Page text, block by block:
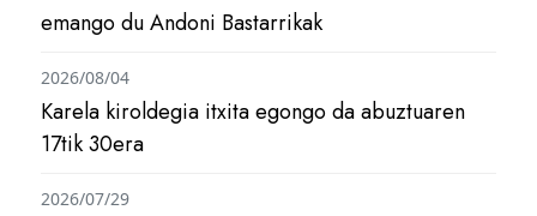
emango du Andoni Bastarrikak
Karela kiroldegia itxita egongo da abuztuaren
17tik 30era
2026/08/04
2026/07/29